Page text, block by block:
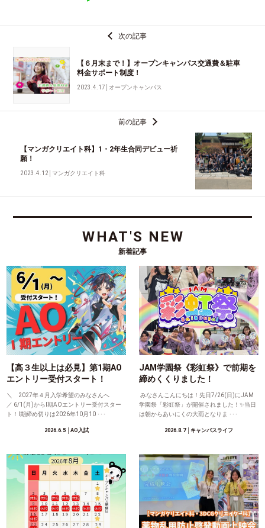
次の記事
【６月末まで！】オープンキャンパス交通費＆駐車
料金サポート制度！
2023.4.17 オープンキャンパス
前の記事
【マンガクリエイト科】1・2年生合同デビュー祈
願！
2023.4.12 │マンガクリエイト科
WHAT'S NEW
新着記事
【高３生以上は必見】第1期AO
エントリー受付スタート！
＼ 2027年４月入学希望のみなさんへ
／ 6/1(月)からⅠ期AOエントリー受付スター
ト！Ⅰ期締め切りは2026年10月10 ･･･
2026.6.5│AO入試
JAM学園祭《彩虹祭》で前期を
締めくくりました！
みなさんこんにちは！先日7/26(日)にJAM
学園祭「彩虹祭」が開催されました！✨当日
は朝からあいにくの大雨となりま ･･･
2026.8.7│キャンパスライフ